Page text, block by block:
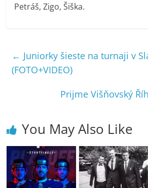
Petráš, Zigo, Šiška.
← Juniorky šieste na turnaji v
(FOTO+VIDEO)
Prijme Višňovský
You May Also Like